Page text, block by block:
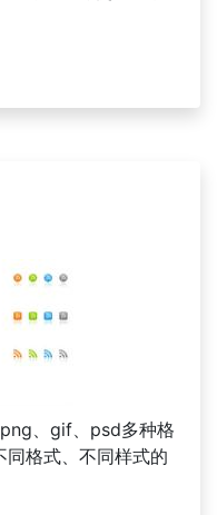
、gif、psd多种格
格式、不同样式的